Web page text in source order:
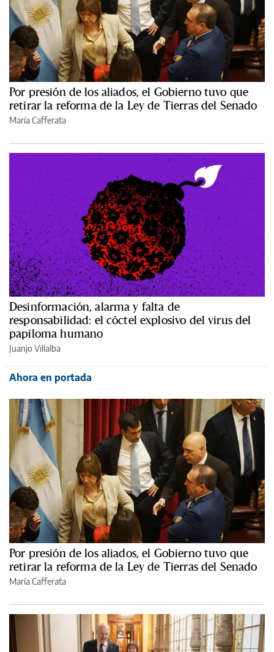
Por presión de los aliados, el Gobierno tuvo que
retirar la reforma de la Ley de Tierras del Senado
María Cafferata
Desinformación, alarma y falta de
responsabilidad: el cóctel explosivo del virus del
papiloma humano
Juanjo Villalba
Ahora en portada
Por presión de los aliados, el Gobierno tuvo que
retirar la reforma de la Ley de Tierras del Senado
María Cafferata